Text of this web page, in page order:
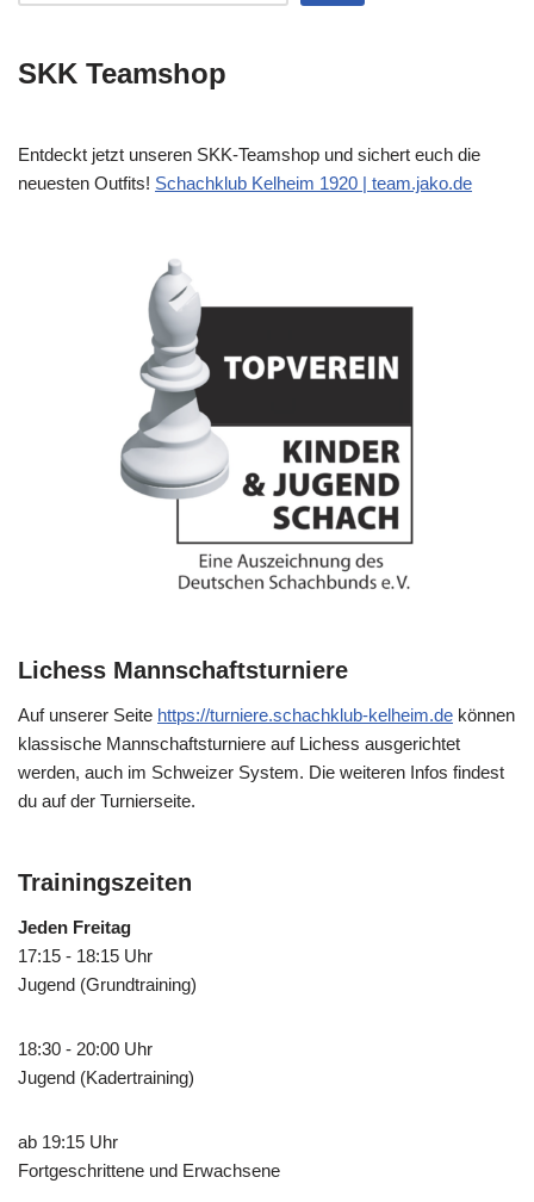
SKK Teamshop
Entdeckt jetzt unseren SKK-Teamshop und sichert euch die
neuesten Outfits! Schachklub Kelheim 1920 | team.jako.de
Lichess Mannschaftsturniere
Auf unserer Seite https://turniere.schachklub-kelheim.de können
klassische Mannschaftsturniere auf Lichess ausgerichtet
werden, auch im Schweizer System. Die weiteren Infos findest
du auf der Turnierseite.
Trainingszeiten
Jeden Freitag
17:15 - 18:15 Uhr
Jugend (Grundtraining)
18:30 - 20:00 Uhr
Jugend (Kadertraining)
ab 19:15 Uhr
Fortgeschrittene und Erwachsene